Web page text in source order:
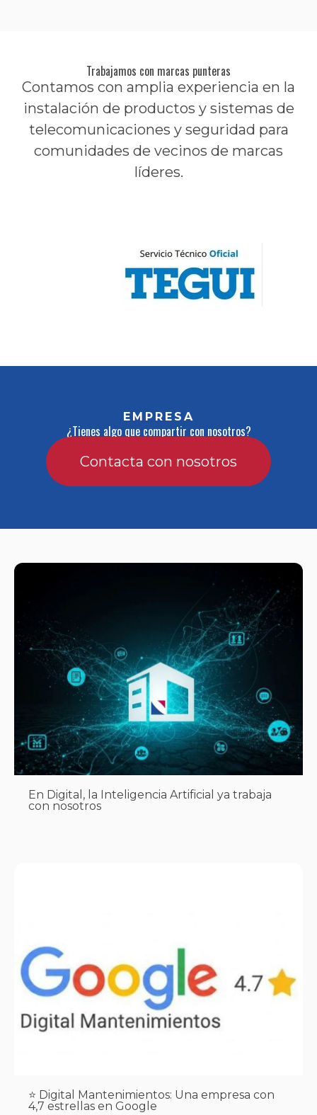
Trabajamos con marcas punteras
Contamos con amplia experiencia en la
instalación de productos y sistemas de
telecomunicaciones y seguridad para
comunidades de vecinos de marcas
líderes.
EMPRESA
¿Tienes algo que compartir con nosotros?
Contacta con nosotros
En Digital, la Inteligencia Artificial ya trabaja
con nosotros
⭐ Digital Mantenimientos: Una empresa con
4,7 estrellas en Google